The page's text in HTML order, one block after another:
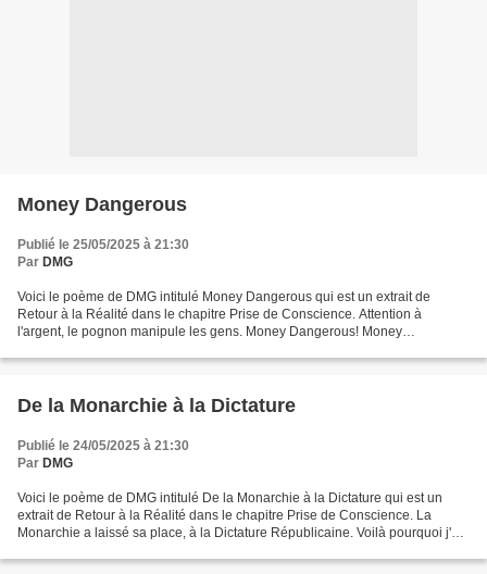
Money Dangerous
Publié le 25/05/2025 à 21:30
Par DMG
Voici le poème de DMG intitulé Money Dangerous qui est un extrait de
Retour à la Réalité dans le chapitre Prise de Conscience. Attention à
l'argent, le pognon manipule les gens. Money Dangerous! Money
De la Monarchie à la Dictature
Publié le 24/05/2025 à 21:30
Par DMG
Voici le poème de DMG intitulé De la Monarchie à la Dictature qui est un
extrait de Retour à la Réalité dans le chapitre Prise de Conscience. La
Monarchie a laissé sa place, à la Dictature Républicaine. Voilà pourquoi j'ai